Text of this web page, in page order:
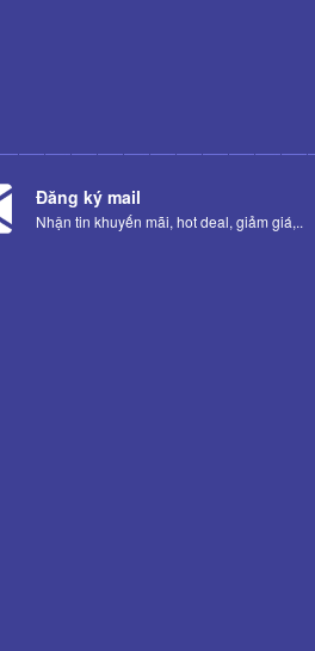
Đăng ký mail
Nhận tin khuyến mãi, hot deal, giảm giá,..